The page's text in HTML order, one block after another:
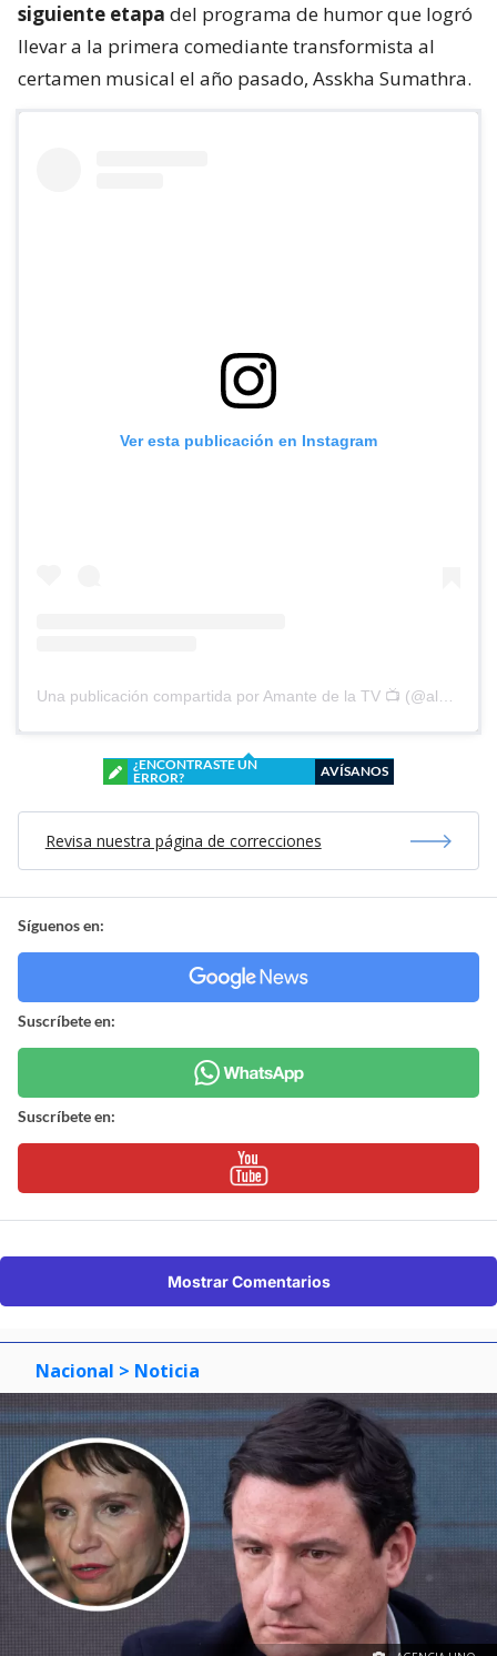
siguiente etapa del programa de humor que logró
llevar a la primera comediante transformista al
certamen musical el año pasado, Asskha Sumathra.
Ver esta publicación en Instagram
Una publicación compartida por Amante de la TV 📺 (@alguien_te_observa)
¿ENCONTRASTE UN
ERROR?
AVÍSANOS
Revisa nuestra página de correcciones
Síguenos en:
Suscríbete en:
Suscríbete en:
Mostrar Comentarios
Nacional > Noticia